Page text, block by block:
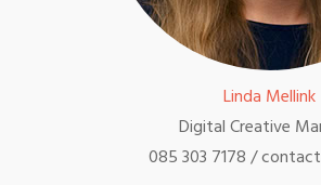
Linda Mellink
Digital Creative
085 303 7178 /